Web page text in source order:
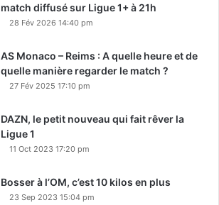
match diffusé sur Ligue 1+ à 21h
28 Fév 2026 14:40 pm
AS Monaco – Reims : A quelle heure et de
quelle manière regarder le match ?
27 Fév 2025 17:10 pm
DAZN, le petit nouveau qui fait rêver la
Ligue 1
11 Oct 2023 17:20 pm
Bosser à l’OM, c’est 10 kilos en plus
23 Sep 2023 15:04 pm